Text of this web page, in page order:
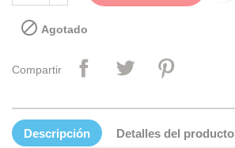
 Agotado
Compartir
Descripción Detalles del producto